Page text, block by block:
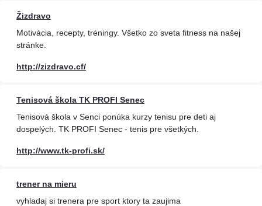
Žizdravo
Motivácia, recepty, tréningy. Všetko zo sveta fitness na našej
stránke.
http://zizdravo.cf/
Tenisová škola TK PROFI Senec
Tenisová škola v Senci ponúka kurzy tenisu pre deti aj
dospelých. TK PROFI Senec - tenis pre všetkých.
http://www.tk-profi.sk/
trener na mieru
vyhladaj si trenera pre sport ktory ta zaujima